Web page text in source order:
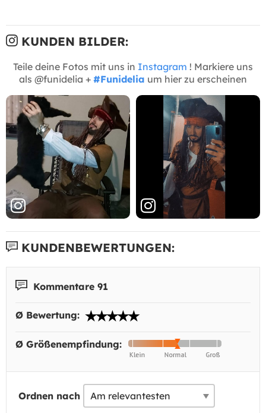
KUNDEN BILDER:
Teile deine Fotos mit uns in Instagram ! Markiere uns
als @funidelia + #Funidelia um hier zu erscheinen
KUNDENBEWERTUNGEN:
Kommentare 91
Ø Bewertung:
Ø Größenempfindung:
Ordnen nach